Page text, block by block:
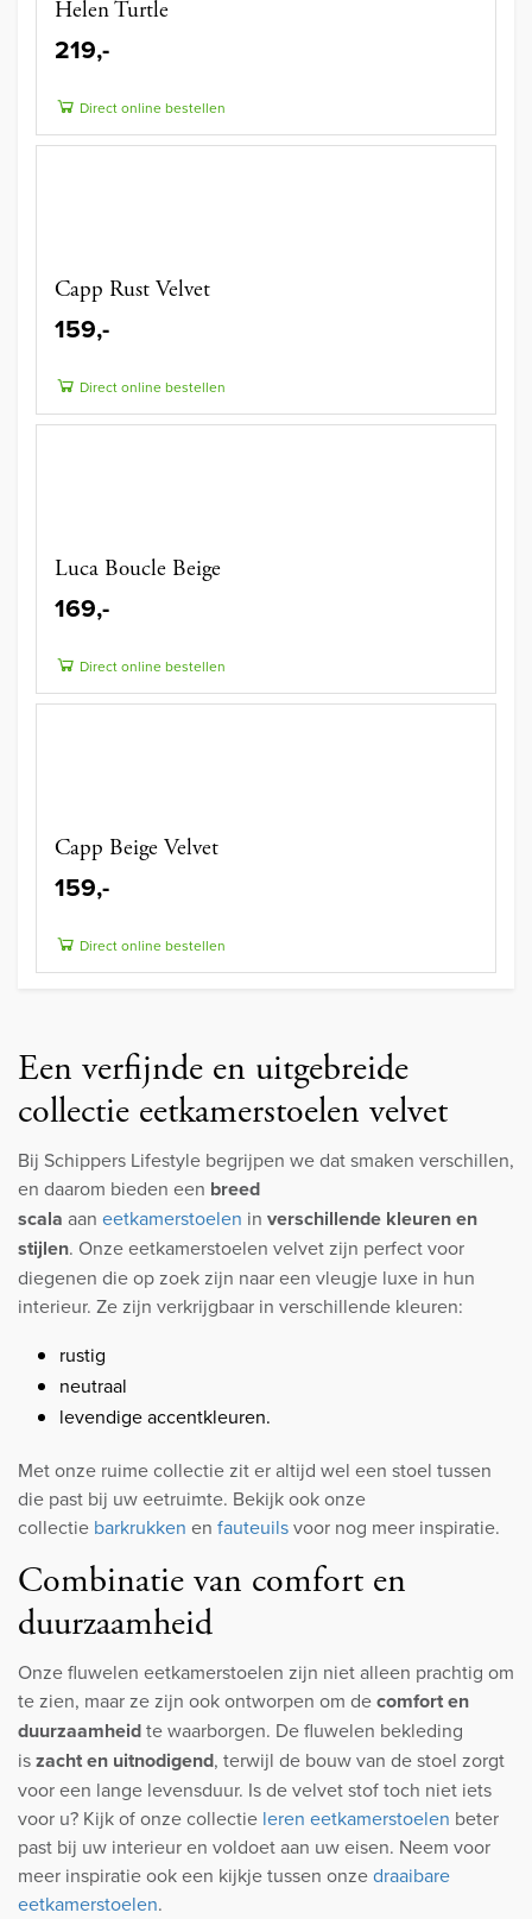
Helen Turtle
219,-
Direct online bestellen
Capp Rust Velvet
159,-
Direct online bestellen
Luca Boucle Beige
169,-
Direct online bestellen
Capp Beige Velvet
159,-
Direct online bestellen
Een verfijnde en uitgebreide
collectie eetkamerstoelen velvet
Bij Schippers Lifestyle begrijpen we dat smaken verschillen,
en daarom bieden een breed
scala aan eetkamerstoelen in verschillende kleuren en
stijlen. Onze eetkamerstoelen velvet zijn perfect voor
diegenen die op zoek zijn naar een vleugje luxe in hun
interieur. Ze zijn verkrijgbaar in verschillende kleuren:
rustig
neutraal
levendige accentkleuren.
Met onze ruime collectie zit er altijd wel een stoel tussen
die past bij uw eetruimte. Bekijk ook onze
collectie barkrukken en fauteuilsvoor nog meer inspiratie.
Combinatie van comfort en
duurzaamheid
Onze fluwelen eetkamerstoelen zijn niet alleen prachtig om
te zien, maar ze zijn ook ontworpen om decomfort en
duurzaamheidte waarborgen. De fluwelen bekleding
iszacht en uitnodigend, terwijl de bouw van de stoel zorgt
voor een lange levensduur. Is de velvet stof toch niet iets
voor u? Kijk of onze collectie leren eetkamerstoelen beter
past bij uw interieur en voldoet aan uw eisen. Neem voor
meer inspiratie ook een kijkje tussen onzedraaibare
eetkamerstoelen.